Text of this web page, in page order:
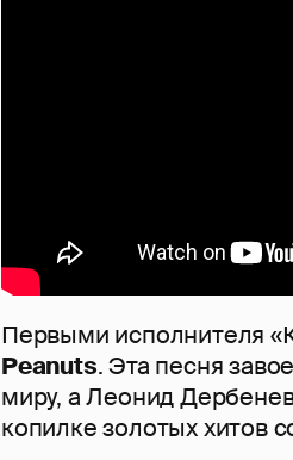
Первыми исполнителя
Peanuts. Эта песня
миру, а Леонид
копилке золотых хитов